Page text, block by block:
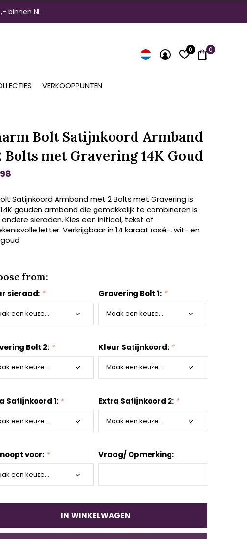
VERKOOPPUNTEN
0 0
binnen NL
Bolt Satijnkoord Armband
Bolts met Gravering 14K Goud
Satijnkoord Armband met 2 Bolts met Gravering is
gouden armband die gemakkelijk te combineren is
sieraden. Kies een initiaal, tekst of
letter. Verkrijgbaar in 14 karaat rosé-, wit- en
from:
sieraad: * Gravering Bolt 1: *
Bolt 2: * Kleur Satijnkoord: *
Satijnkoord 1: * Extra Satijnkoord 2: *
voor: * Vraag/ Opmerking:
IN WINKELWAGEN